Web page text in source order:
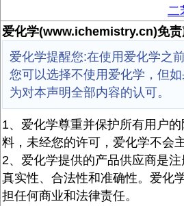
二
爱化学(www.ichemistry.cn)免责
爱化学提醒您:在使用爱化学之
您可以选择不使用爱化学，但
为对本声明全部内容的认可。
1、爱化学尊重并保护所有用户
料，未经您的许可，爱化学不会
2、爱化学提供的产品供应商是
真实性、合法性和准确性。爱化
担任何商业和法律责任。